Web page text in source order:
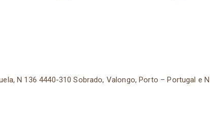
N 136 4440-310 Sobrado, Valongo, Porto – Portugal e